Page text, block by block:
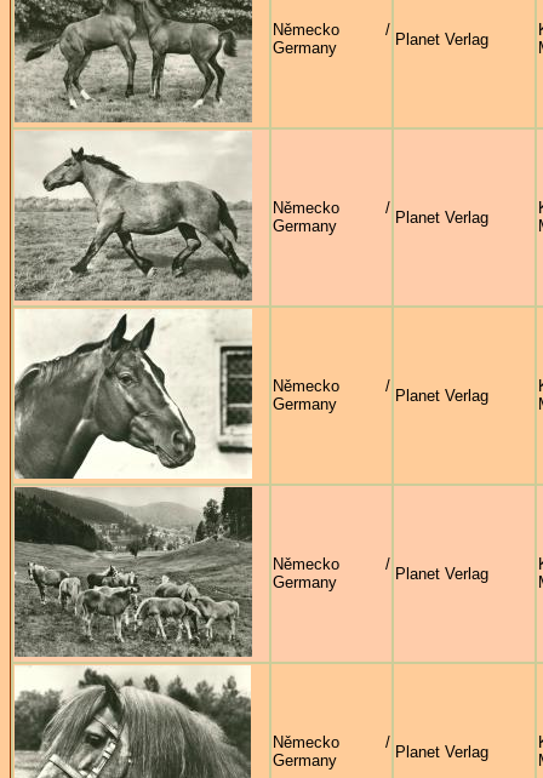
Německo /
Germany
Planet Verlag
Německo /
Germany
Planet Verlag
Německo /
Germany
Planet Verlag
Německo /
Germany
Planet Verlag
Německo /
Germany
Planet Verlag